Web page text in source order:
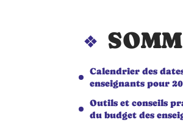
Calendrier des
enseignants pour
Outils et conseils
du budget des